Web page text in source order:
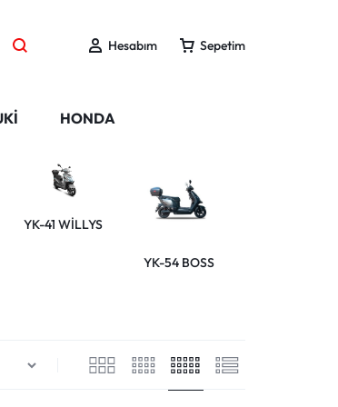
Hesabım Sepetim
HONDA
YK-41 WİLLYS
YK-54 BOSS